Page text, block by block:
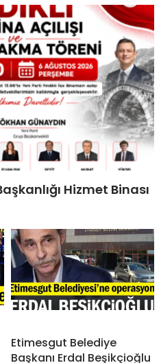
Hizmet Binası
Etimesgut Belediye
Başkanı Erdal Beşikçioğlu